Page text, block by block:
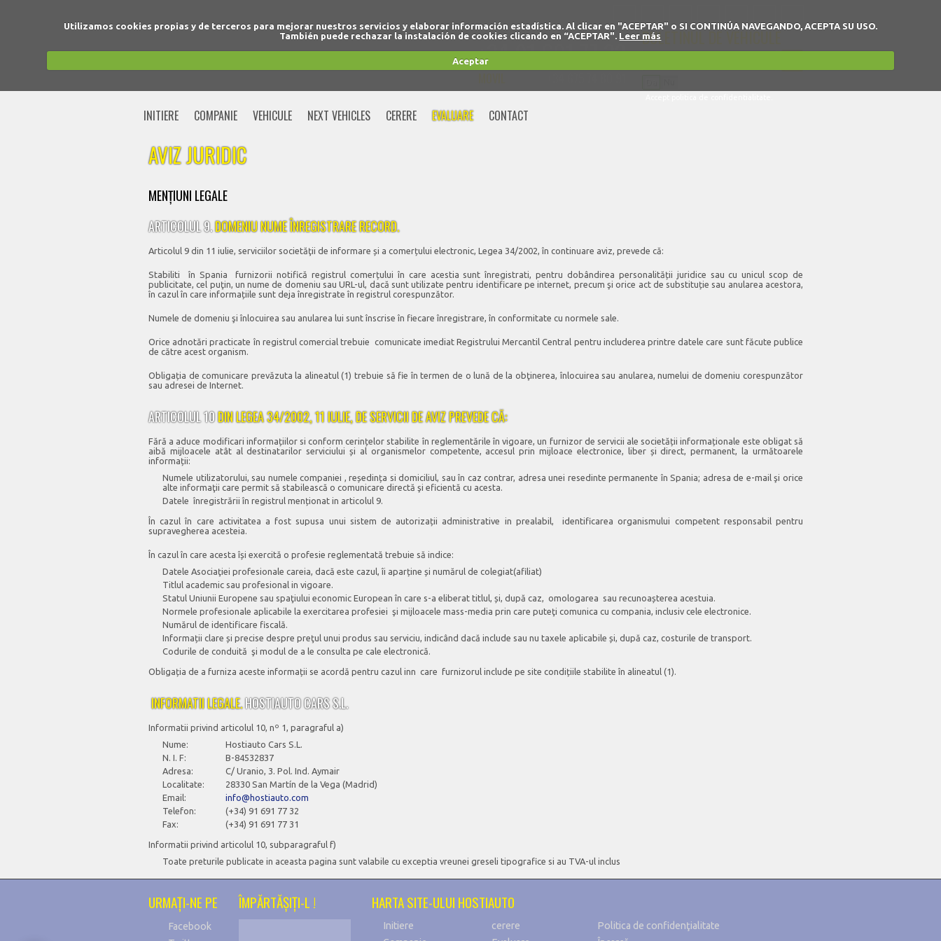
Utilizamos cookies propias y de terceros para mejorar nuestros servicios y elaborar información estadística. Al clicar en "ACEPTAR" o SI CONTINÚA NAVEGANDO, ACEPTA SU USO.
También puede rechazar la instalación de cookies clicando en “ACEPTAR". Leer más
Aceptar+34 91 691 77 32 BULETINUL DE VEHICULE
INITIERE COMPANIE VEHICULE NEXT VEHICLES CERERE EVALUARE CONTACT
AVIZ JURIDIC
MENŢIUNI LEGALE
ARTICOLUL 9.DOMENIU NUME ÎNREGISTRARE RECORD.
Articolul 9 din 11 iulie, serviciilor societăţii de informare și a comerțului electronic, Legea 34/2002, în continuare aviz, prevede că:
Stabiliti în Spania furnizorii notifică registrul comerțului în care acestia sunt înregistrati, pentru dobândirea personalității juridice sau cu unicul scop de
publicitate, cel puţin, un nume de domeniu sau URL-ul, dacă sunt utilizate pentru identificare pe internet, precum şi orice act de substituție sau anularea acestora,
în cazul în care informațiile sunt deja înregistrate în registrul corespunzător.
Numele de domeniu şi înlocuirea sau anularea lui sunt înscrise în fiecare înregistrare, în conformitate cu normele sale.
Orice adnotări practicate în registrul comercial trebuie comunicate imediat Registrului Mercantil Central pentru includerea printre datele care sunt făcute publice
de către acest organism.
Obligația de comunicare prevăzuta la alineatul (1) trebuie să fie în termen de o lună de la obţinerea, înlocuirea sau anularea, numelui de domeniu corespunzător
sau adresei de Internet.
ARTICOLUL 10DIN LEGEA 34/2002, 11 IULIE, DE SERVICII DE AVIZ PREVEDE CĂ:
Fără a aduce modificari informațiilor si conform cerințelor stabilite în reglementările în vigoare, un furnizor de servicii ale societății informaționale este obligat să
aibă mijloacele atât al destinatarilor serviciului și al organismelor competente, accesul prin mijloace electronice, liber și direct, permanent, la următoarele
informații:
Numele utilizatorului, sau numele companiei , reședința si domiciliul, sau în caz contrar, adresa unei resedinte permanente în Spania; adresa de e-mail şi orice
alte informaţii care permit să stabilească o comunicare directă şi eficientă cu acesta.
Datele înregistrării în registrul menționat in articolul 9.
În cazul în care activitatea a fost supusa unui sistem de autorizații administrative in prealabil, identificarea organismului competent responsabil pentru
supravegherea acesteia.
În cazul în care acesta își exercită o profesie reglementată trebuie să indice:
Datele Asociaţiei profesionale careia, dacă este cazul, îi aparține și numărul de colegiat(afiliat)
Titlul academic sau profesional in vigoare.
Statul Uniunii Europene sau spaţiului economic European în care s-a eliberat titlul, și, după caz, omologarea sau recunoașterea acestuia.
Normele profesionale aplicabile la exercitarea profesiei şi mijloacele mass-media prin care puteţi comunica cu compania, inclusiv cele electronice.
Numărul de identificare fiscală.
Informații clare și precise despre preţul unui produs sau serviciu, indicând dacă include sau nu taxele aplicabile și, după caz, costurile de transport.
Codurile de conduită şi modul de a le consulta pe cale electronică.
Obligația de a furniza aceste informații se acordă pentru cazul inn care furnizorul include pe site condițiile stabilite în alineatul (1).
INFORMATII LEGALE.HOSTIAUTO CARS S.L.
Informatii privind articolul 10, nº 1, paragraful a)
Nume:
Hostiauto Cars S.L.
N. I. F:
B-84532837
Adresa:
C/ Uranio, 3. Pol. Ind. Aymair
Localitate:
28330 San Martín de la Vega (Madrid)
Email:
info@hostiauto.com
Telefon:
(+34) 91 691 77 32
Fax:
(+34) 91 691 77 31
Informatii privind articolul 10, subparagraful f)
Toate preturile publicate in aceasta pagina sunt valabile cu exceptia vreunei greseli tipografice si au TVA-ul inclus
URMAŢI-NE PE
Facebook
ÎMPĂRTĂŞIŢI-L ! HARTA SITE-ULUI HOSTIAUTO
Initiere
cerere
Politica de confidenţialitate